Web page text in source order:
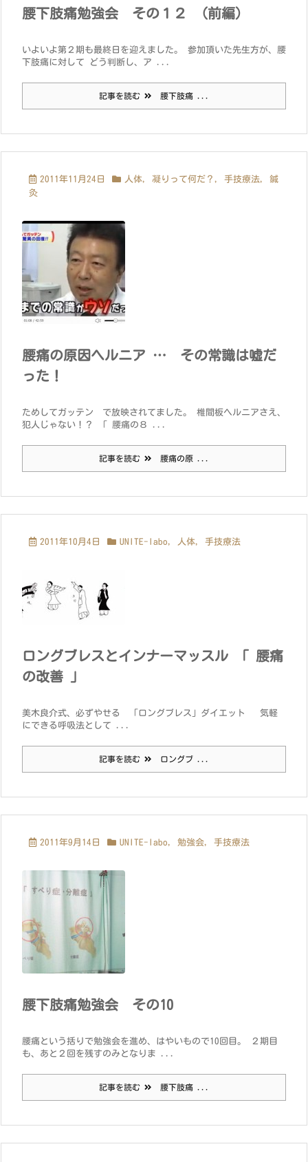
腰下肢痛勉強会 その１２ （前編）
いよいよ第２期も最終日を迎えました。 参加頂いた先生方が、腰
下肢痛に対して どう判断し、ア ...
記事を読む 腰下肢痛 ...
2011年11月24日 人体, 凝りって何だ？ , 手技療法, 鍼
灸
腰痛の原因ヘルニア … その常識は嘘だ
った！
ためしてガッテン で放映されてました。 椎間板ヘルニアさえ、
犯人じゃない！？ 「 腰痛の８ ...
記事を読む 腰痛の原 ...
2011年10月4日 UNITE-labo, 人体, 手技療法
ロングブレスとインナーマッスル 「 腰痛
の改善 」
美木良介式、必ずやせる 「ロングブレス」ダイエット 気軽
にできる呼吸法として ...
記事を読む ロングブ ...
2011年9月14日 UNITE-labo, 勉強会, 手技療法
腰下肢痛勉強会 その10
腰痛という括りで勉強会を進め、はやいもので10回目。 ２期目
も、あと２回を残すのみとなりま ...
記事を読む 腰下肢痛 ...